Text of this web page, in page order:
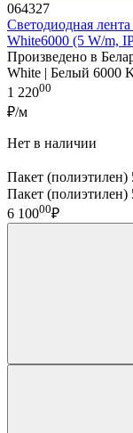
064327
Светодиодная
White6000 (5 W/m,
Произведено в
White | Белый 6000
1 22000
₽/м
Нет в наличии
Пакет
Пакет (полиэтилен)
6 10000₽